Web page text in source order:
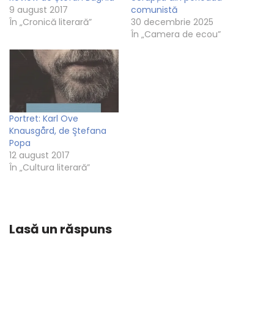
9 august 2017
În „Cronică literară”
comunistă
30 decembrie 2025
În „Camera de ecou”
Portret: Karl Ove
Knausgård, de Ştefana
Popa
12 august 2017
În „Cultura literară”
Lasă un răspuns